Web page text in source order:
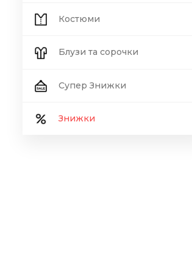
Костюми
Блузи та сорочки
Супер Знижки
Знижки